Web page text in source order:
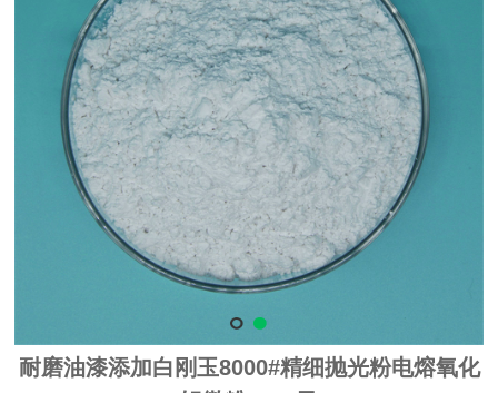
耐磨油漆添加白刚玉8000#精细抛光粉电熔氧化